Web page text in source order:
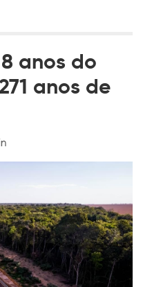
anos do
anos de